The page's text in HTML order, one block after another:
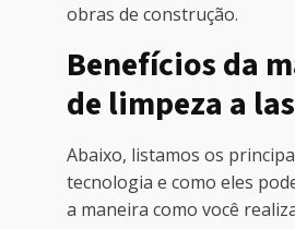
obras de construção.
Benefícios da
de limpeza a
Abaixo, listamos os
tecnologia e como eles
a maneira como você